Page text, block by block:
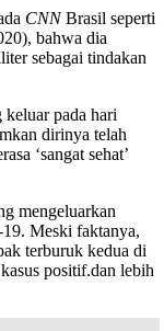
CNNBrasil seperti
bahwa dia
sebagai tindakan
keluar pada hari
dirinya telah
‘sangat sehat’
mengeluarkan
Meski faktanya,
terburuk kedua di
positif.dan lebih